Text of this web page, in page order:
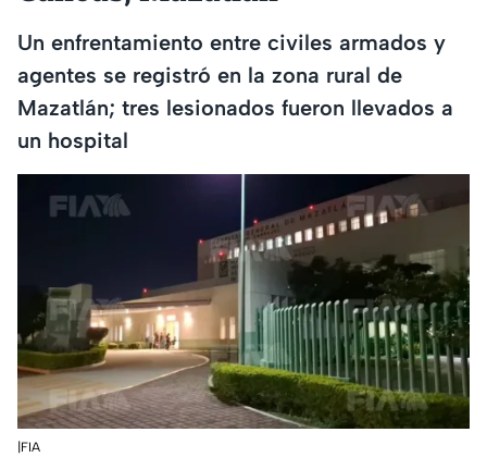
Un enfrentamiento entre civiles armados y
agentes se registró en la zona rural de
Mazatlán; tres lesionados fueron llevados a
un hospital
|FIA